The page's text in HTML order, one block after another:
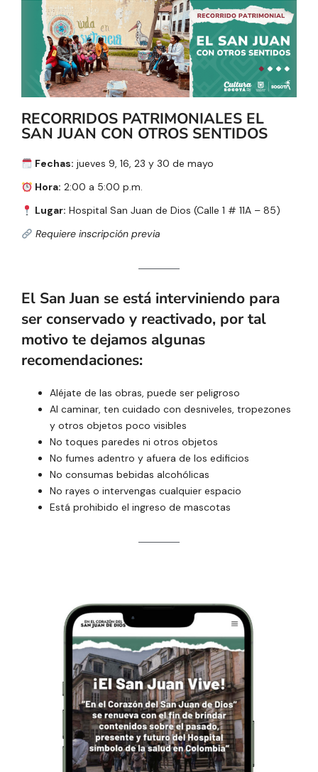
RECORRIDOS PATRIMONIALES EL
SAN JUAN CON OTROS SENTIDOS
Fechas: jueves 9, 16, 23 y 30 de mayo
Hora: 2:00 a 5:00 p.m.
Lugar: Hospital San Juan de Dios (Calle 1 # 11A – 85)
Requiere inscripción previa
El San Juan se está interviniendo para
ser conservado y reactivado, por tal
motivo te dejamos algunas
recomendaciones:
Aléjate de las obras, puede ser peligroso
Al caminar, ten cuidado con desniveles, tropezones
y otros objetos poco visibles
No toques paredes ni otros objetos
No fumes adentro y afuera de los edificios
No consumas bebidas alcohólicas
No rayes o intervengas cualquier espacio
Está prohibido el ingreso de mascotas